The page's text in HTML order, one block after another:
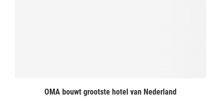
OMA bouwt grootste hotel van Nederland